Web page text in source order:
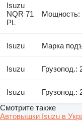
Isuzu
NQR 71
PL
Мощность:
Isuzu Марка
Isuzu Грузопод.:
Isuzu Грузопод.:
Смотрите также
Автовышки Isuzu в